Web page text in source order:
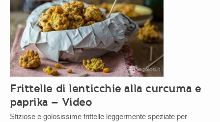
Frittelle di lenticchie alla curcuma e
paprika – Video
Sfiziose e golosissime frittelle leggermente speziate per